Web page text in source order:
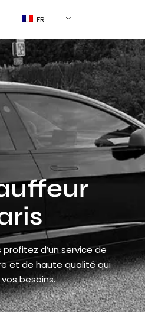
FR
d’un service de
et de haute qualité qui
besoins.